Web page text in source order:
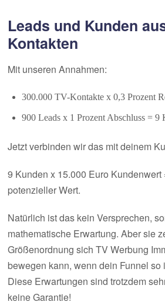
Leads und Kunden
Kontakten
Mit unseren Annahmen:
300.000 TV-Kontakte x 0,3 Prozent
900 Leads x 1 Prozent Abschluss = 9
Jetzt verbinden wir das mit deinem
9 Kunden x 15.000 Euro Kundenwert
potenzieller Wert.
Natürlich ist das kein Versprechen,
mathematische Erwartung. Aber sie
Größenordnung sich TV Werbung
bewegen kann, wenn dein Funnel so
Diese Erwartungen sind trotzdem
keine Garantie!